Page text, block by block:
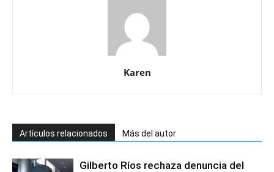
Karen
Artículos relacionados Más del autor
Gilberto Ríos rechaza denuncia del